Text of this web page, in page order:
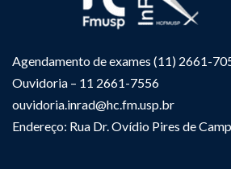
Agendamento de exames (11) 2661-
Ouvidoria – 11 2661-7556
ouvidoria.inrad@hc.fm.usp.br
Endereço: Rua Dr. Ovídio Pires de